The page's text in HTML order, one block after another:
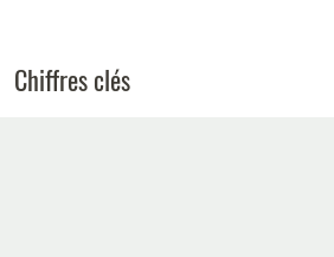
Chiffres clés